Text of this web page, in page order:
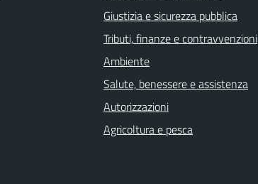
Giustizia e sicurezza pubblica
Tributi, finanze e contravvenzioni
Ambiente
Salute, benessere e assistenza
Autorizzazioni
Agricoltura e pesca